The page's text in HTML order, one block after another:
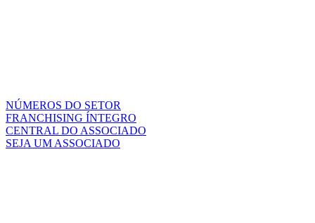
NÚMEROS DO SETOR
FRANCHISING ÍNTEGRO
CENTRAL DO ASSOCIADO
SEJA UM ASSOCIADO